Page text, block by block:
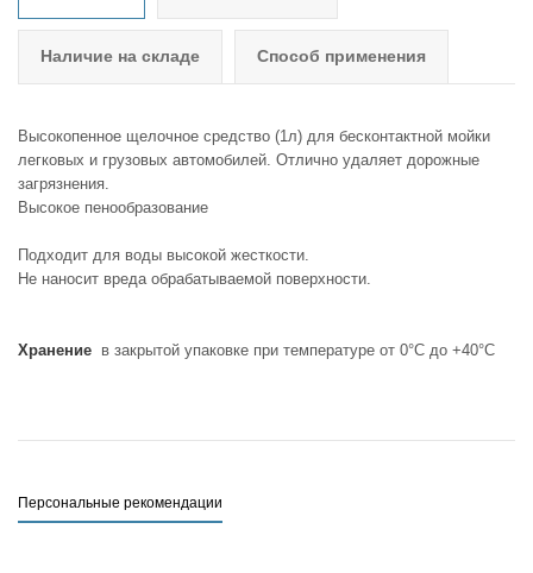
Наличие на складе Способ применения
Высокопенное щелочное средство (1л) для бесконтактной мойки
легковых и грузовых автомобилей. Отлично удаляет дорожные
загрязнения.
Высокое пенообразование
Подходит для воды высокой жесткости.
Не наносит вреда обрабатываемой поверхности.
Хранение в закрытой упаковке при температуре от 0°С до +40°С
Персональные рекомендации